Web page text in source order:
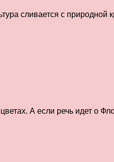
сливается с природной
А если речь идет о